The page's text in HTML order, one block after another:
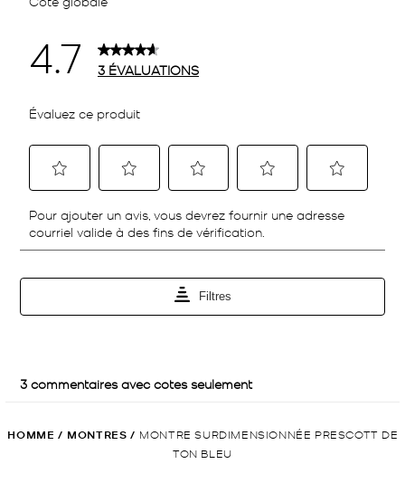
HOMME / MONTRES / MONTRE SURDIMENSIONNÉE PRESCOTT DE
TON BLEU